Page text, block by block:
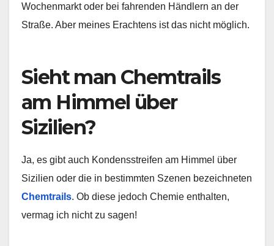
Wochenmarkt oder bei fahrenden Händlern an der
Straße. Aber meines Erachtens ist das nicht möglich.
Sieht man Chemtrails
am Himmel über
Sizilien?
Ja, es gibt auch Kondensstreifen am Himmel über
Sizilien oder die in bestimmten Szenen bezeichneten
Chemtrails. Ob diese jedoch Chemie enthalten,
vermag ich nicht zu sagen!